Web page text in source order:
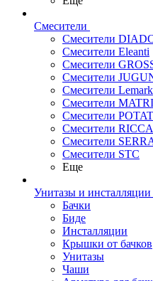
Смесители
Смесители
Смесители Eleanti
Смесители
Смесители
Смесители Lemark
Смесители
Смесители
Смесители
Смесители
Смесители STC
Еще
Унитазы и инсталляции
Бачки
Биде
Инсталляции
Крышки от бачков
Унитазы
Чаши